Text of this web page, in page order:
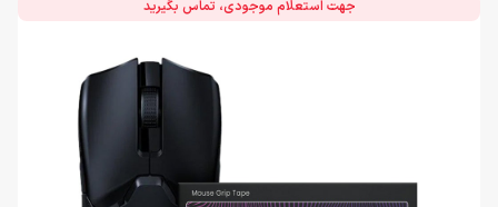
جهت استعلام موجودی، تماس بگیرید